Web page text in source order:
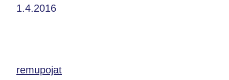
1.4.2016
remupojat